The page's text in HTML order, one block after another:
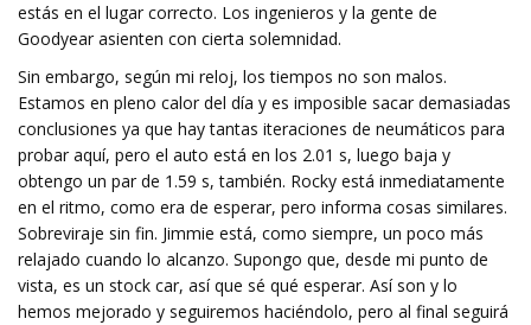
estás en el lugar correcto. Los ingenieros y la gente de
Goodyear asienten con cierta solemnidad.
Sin embargo, según mi reloj, los tiempos no son malos.
Estamos en pleno calor del día y es imposible sacar demasiadas
conclusiones ya que hay tantas iteraciones de neumáticos para
probar aquí, pero el auto está en los 2.01 s, luego baja y
obtengo un par de 1.59 s, también. Rocky está inmediatamente
en el ritmo, como era de esperar, pero informa cosas similares.
Sobreviraje sin fin. Jimmie está, como siempre, un poco más
relajado cuando lo alcanzo. Supongo que, desde mi punto de
vista, es un stock car, así que sé qué esperar. Así son y lo
hemos mejorado y seguiremos haciéndolo, pero al final seguirá